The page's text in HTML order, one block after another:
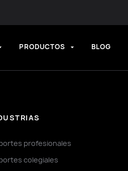
PRODUCTOS BLOG
profesionales
colegiales